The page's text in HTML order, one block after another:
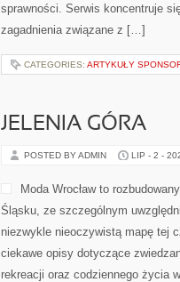
sprawności. Serwis koncentruje
zagadnienia związane z […]
CATEGORIES: ARTYKUŁY
JELENIA GÓRA
POSTED BY ADMIN LIP - 2 -
Moda Wrocław to
Śląsku, ze szczególnym
niezwykle nieoczywistą mapę tej
ciekawe opisy dotyczące
rekreacji oraz codziennego życia